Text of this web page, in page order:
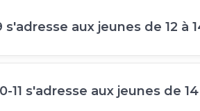
s'adresse aux jeunes de 12 à
11 s'adresse aux jeunes de